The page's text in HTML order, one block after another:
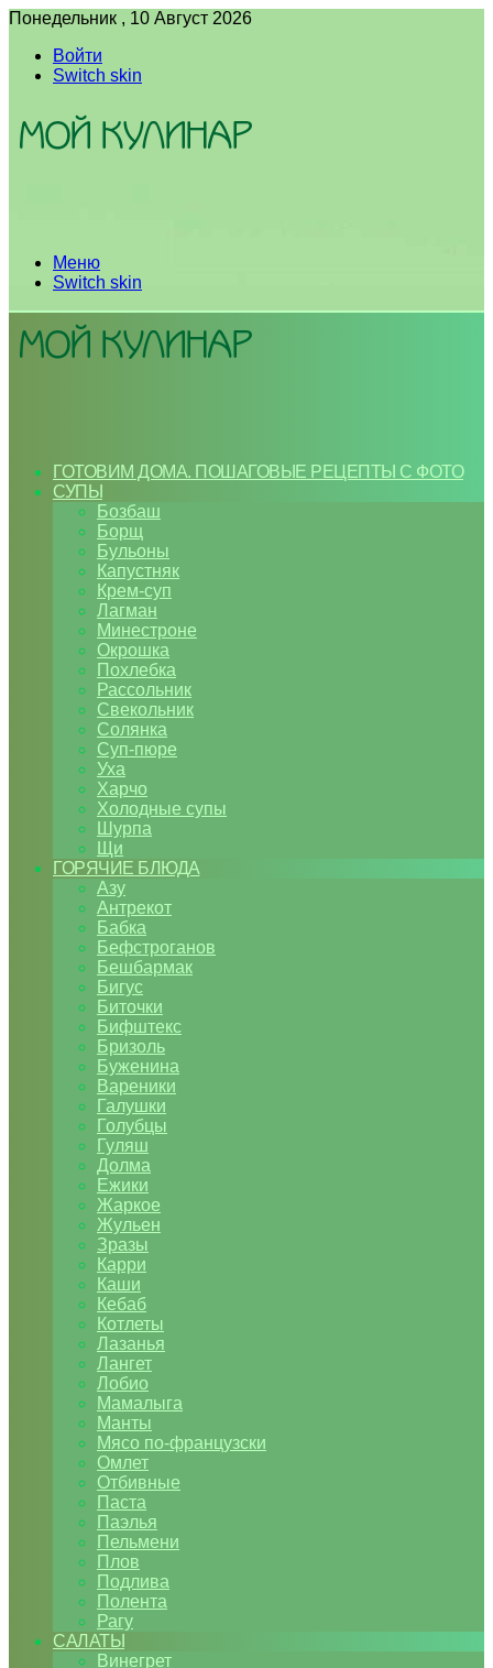
Понедельник , 10 Август 2026
Войти
Switch skin
Меню
Switch skin
ГОТОВИМ ДОМА. ПОШАГОВЫЕ РЕЦЕПТЫ С ФОТО
СУПЫ
Бозбаш
Борщ
Бульоны
Капустняк
Крем-суп
Лагман
Минестроне
Окрошка
Похлебка
Рассольник
Свекольник
Солянка
Суп-пюре
Уха
Харчо
Холодные супы
Шурпа
Щи
ГОРЯЧИЕ БЛЮДА
Азу
Антрекот
Бабка
Бефстроганов
Бешбармак
Бигус
Биточки
Бифштекс
Бризоль
Буженина
Вареники
Галушки
Голубцы
Гуляш
Долма
Ежики
Жаркое
Жульен
Зразы
Карри
Каши
Кебаб
Котлеты
Лазанья
Лангет
Лобио
Мамалыга
Манты
Мясо по-французски
Омлет
Отбивные
Паста
Паэлья
Пельмени
Плов
Подлива
Полента
Рагу
САЛАТЫ
Винегрет